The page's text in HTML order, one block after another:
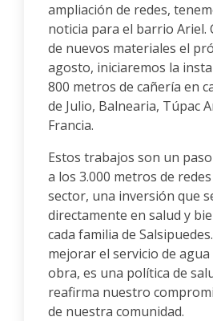
ampliación de redes,
noticia para el barrio Ariel.
de nuevos materiales el
agosto, iniciaremos la
800 metros de cañería en
de Julio, Balnearia, Túpac
Francia.
Estos trabajos son un
a los 3.000 metros de
sector, una inversión que
directamente en salud y
cada familia de
mejorar el servicio de
obra, es una política de
reafirma nuestro
de nuestra comunidad.